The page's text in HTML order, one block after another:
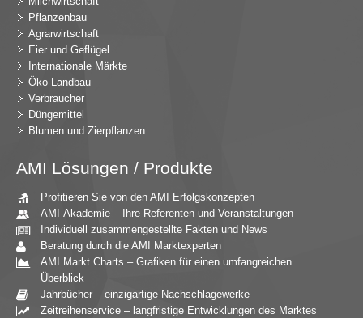
Pflanzenbau
Agrarwirtschaft
Eier und Geflügel
Internationale Märkte
Öko-Landbau
Verbraucher
Düngemittel
Blumen und Zierpflanzen
AMI Lösungen / Produkte
Profitieren Sie von den AMI Erfolgskonzepten
AMI-Akademie – Ihre Referenten und Veranstaltungen
Individuell zusammengestellte Fakten und News
Beratung durch die AMI Marktexperten
AMI Markt Charts – Grafiken für einen umfangreichen
Überblick
Jahrbücher – einzigartige Nachschlagewerke
Zeitreihenservice – langfristige Entwicklungen des Marktes